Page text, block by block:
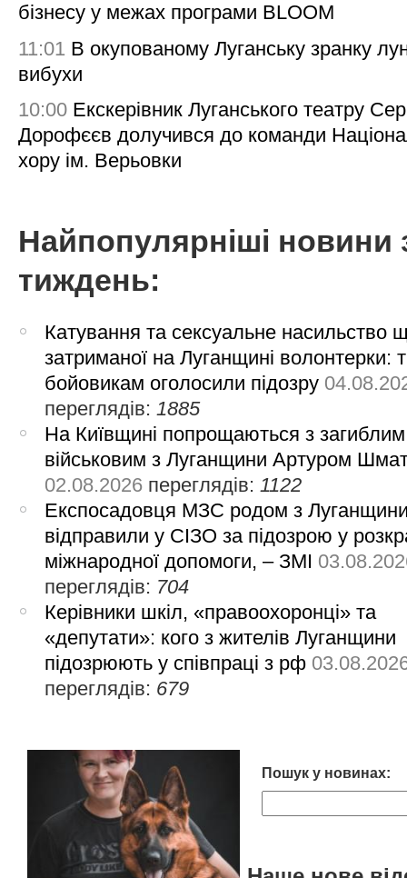
бізнесу у межах програми BLOOM
11:01 В окупованому Луганську зранку
вибухи
10:00 Екскерівник Луганського театру
Дорофєєв долучився до команди
хору ім. Верьовки
Найпопулярніші новини
тиждень:
Катування та сексуальне насильство
затриманої на Луганщині волонтерки:
бойовикам оголосили підозру
переглядів: 1885
На Київщині попрощаються з загиблим
військовим з Луганщини Артуром
02.08.2026 переглядів: 1122
Експосадовця МЗС родом з
відправили у СІЗО за підозрою у
міжнародної допомоги, – ЗМІ
переглядів: 704
Керівники шкіл, «правоохоронці» та
«депутати»: кого з жителів Луганщини
підозрюють у співпраці з рф
переглядів: 679
Пошук у новинах: